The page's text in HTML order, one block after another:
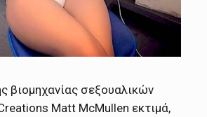
βιομηχανίας σεξουαλικών
Matt McMullen εκτιμά,